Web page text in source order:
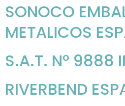
SONOCO
METALICOS
S.A.T. Nº 9888
RIVERBEND